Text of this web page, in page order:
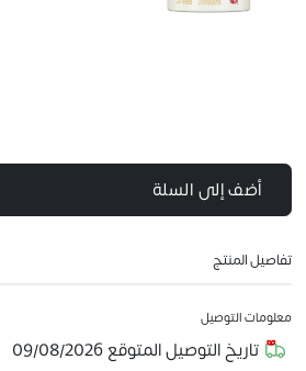
أضف إلى السلة
تفاصيل المنتج
معلومات التوصيل
تاريخ التوصيل المتوقع09/08/2026